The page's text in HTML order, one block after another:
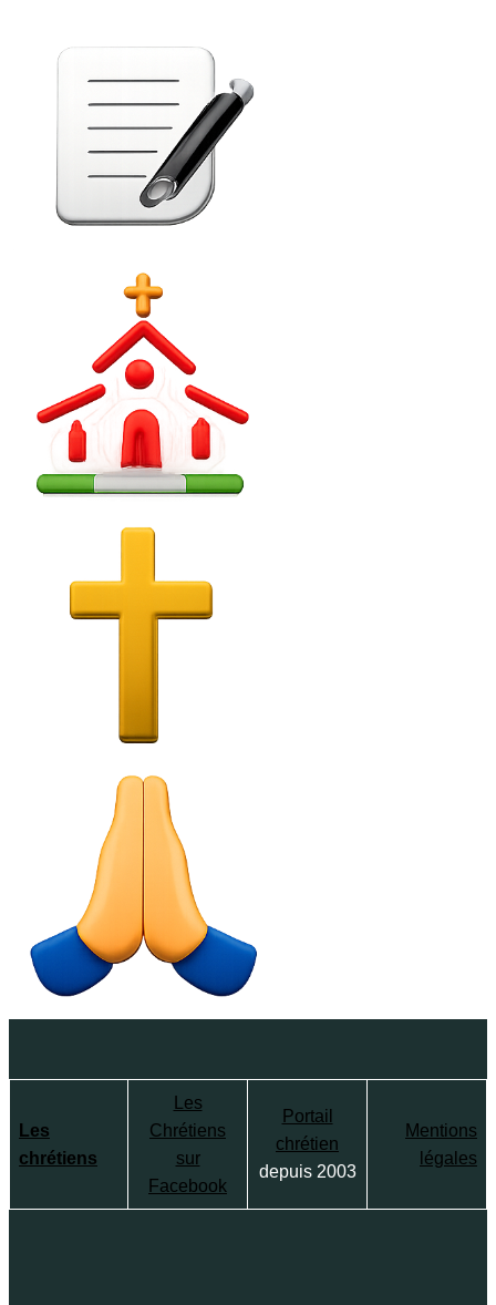
Les
chrétiens
Les
Chrétiens
sur
Facebook
Portail
chrétien
depuis 2003
Mentions
légales